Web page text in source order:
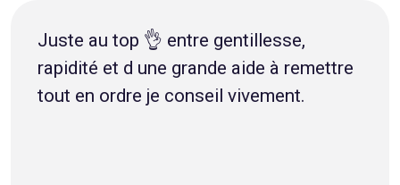
Juste au top 👌 entre gentillesse,
rapidité et d une grande aide à remettre
tout en ordre je conseil vivement.